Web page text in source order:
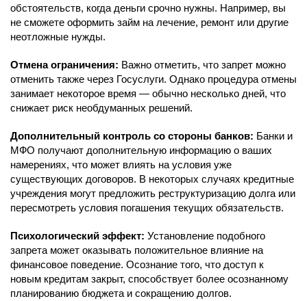
обстоятельств, когда деньги срочно нужны. Например, вы
не сможете оформить займ на лечение, ремонт или другие
неотложные нужды.
Отмена ограничения: Важно отметить, что запрет можно
отменить также через Госуслуги. Однако процедура отмены
занимает некоторое время — обычно несколько дней, что
снижает риск необдуманных решений.
Дополнительный контроль со стороны банков: Банки и
МФО получают дополнительную информацию о ваших
намерениях, что может влиять на условия уже
существующих договоров. В некоторых случаях кредитные
учреждения могут предложить реструктуризацию долга или
пересмотреть условия погашения текущих обязательств.
Психологический эффект: Установление подобного
запрета может оказывать положительное влияние на
финансовое поведение. Осознание того, что доступ к
новым кредитам закрыт, способствует более осознанному
планированию бюджета и сокращению долгов.